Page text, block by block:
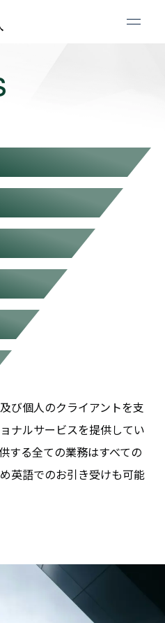
び個人のクライアントを支
ナルサービスを提供してい
する全ての業務はすべての
英語でのお引き受けも可能